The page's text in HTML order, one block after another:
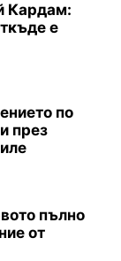
Кардам:
е
по
през
пълно
от